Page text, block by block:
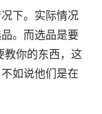
下。实际情况
。而选品是要
教你的东西，这
如说他们是在